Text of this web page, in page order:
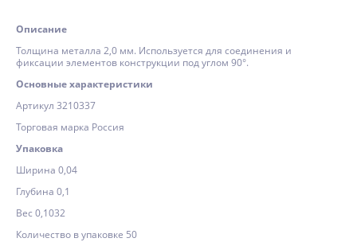
Описание
Толщина металла 2,0 мм. Используется для соединения и
фиксации элементов конструкции под углом 90°.
Основные характеристики
Артикул 3210337
Торговая марка Россия
Упаковка
Ширина 0,04
Глубина 0,1
Вес 0,1032
Количество в упаковке 50